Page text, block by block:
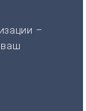
–
ваш